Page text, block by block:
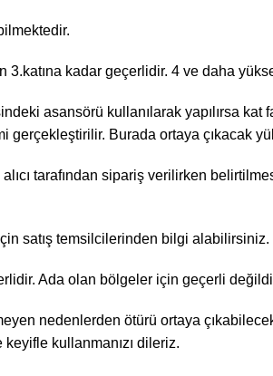
kadar geçerlidir. 4 ve daha
asansörü kullanılarak yapılırsa
Burada ortaya çıkacak
tarafından sipariş verilirken
satış temsilcilerinden bilgi alabilirsiniz.
Ada olan bölgeler için geçerli
nedenlerden ötürü ortaya
kullanmanızı dileriz.